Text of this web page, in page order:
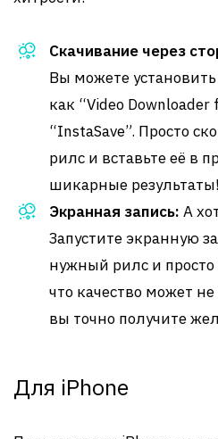
Скачивание через
Вы можете
как “Video
“InstaSave”. Просто
рилс и вставьте её в
шикарные результаты!
Экранная запись: А
Запустите экранную
нужный рилс и просто
что качество может
вы точно получите
Для iPhone